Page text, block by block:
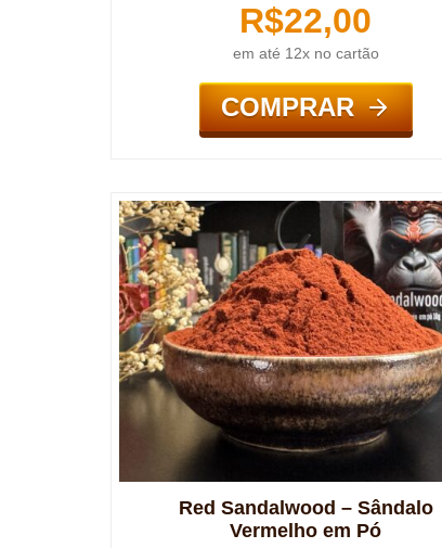
R$22,00
em até 12x no cartão
COMPRAR
Red Sandalwood – Sândalo
Vermelho em Pó